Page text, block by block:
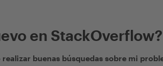
en StackOverflow?
realizar buenas búsquedas sobre mi